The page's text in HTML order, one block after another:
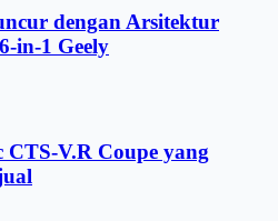
dengan Arsitektur
in-1 Geely
V.R Coupe yang